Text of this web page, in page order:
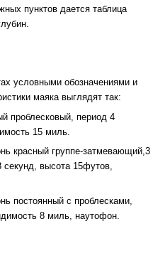
пунктов дается таблица
условными обозначениями и
маяка выглядят так:
проблесковый, период 4
15 миль.
красный группе-затмевающий,3
высота 15футов,
постоянный с проблесками,
8 миль, наутофон.